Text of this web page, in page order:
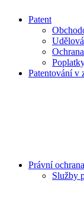
Patent
Patentování v
Právní
Služby